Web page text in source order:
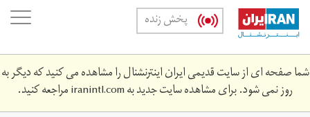
Skip
main
content
پخش زنده
شما صفحه ای از سایت قدیمی ایران اینترنشنال را مشاهده می کنید که دیگر به
روز نمی شود. برای مشاهده سایت جدید بهiranintl.comمراجعه کنید.